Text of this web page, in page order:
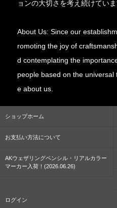
ョンの大切さを考え続けてい
About Us: Since our
romoting the joy of
d contemplating the
people based on the
e about us.
ショップホーム
お支払い方法について
AKウェザリングペンシル・リアルカラー
マーカー入荷！(2026.06.26)
ログイン